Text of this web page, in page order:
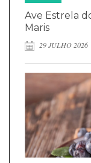
Ave Estrela
Maris
29 JULHO 2026